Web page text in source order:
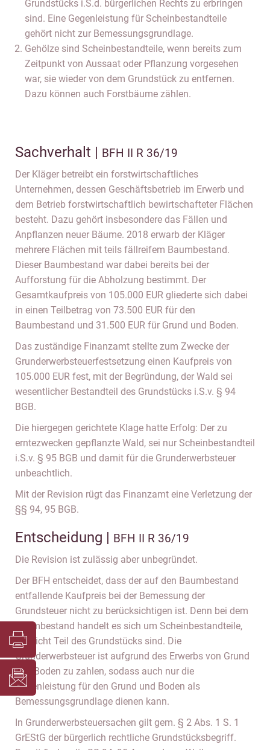
Grundstücks i.S.d. bürgerlichen Rechts zu erbringen
sind. Eine Gegenleistung für Scheinbestandteile
gehört nicht zur Bemessungsgrundlage.
Gehölze sind Scheinbestandteile, wenn bereits zum
Zeitpunkt von Aussaat oder Pflanzung vorgesehen
war, sie wieder von dem Grundstück zu entfernen.
Dazu können auch Forstbäume zählen.
Sachverhalt | BFH II R 36/19
Der Kläger betreibt ein forstwirtschaftliches
Unternehmen, dessen Geschäftsbetrieb im Erwerb und
dem Betrieb forstwirtschaftlich bewirtschafteter Flächen
besteht. Dazu gehört insbesondere das Fällen und
Anpflanzen neuer Bäume. 2018 erwarb der Kläger
mehrere Flächen mit teils fällreifem Baumbestand.
Dieser Baumbestand war dabei bereits bei der
Aufforstung für die Abholzung bestimmt. Der
Gesamtkaufpreis von 105.000 EUR gliederte sich dabei
in einen Teilbetrag von 73.500 EUR für den
Baumbestand und 31.500 EUR für Grund und Boden.
Das zuständige Finanzamt stellte zum Zwecke der
Grunderwerbsteuerfestsetzung einen Kaufpreis von
105.000 EUR fest, mit der Begründung, der Wald sei
wesentlicher Bestandteil des Grundstücks i.S.v. § 94
BGB.
Die hiergegen gerichtete Klage hatte Erfolg: Der zu
erntezwecken gepflanzte Wald, sei nur Scheinbestandteil
i.S.v. § 95 BGB und damit für die Grunderwerbsteuer
unbeachtlich.
Mit der Revision rügt das Finanzamt eine Verletzung der
§§ 94, 95 BGB.
Entscheidung | BFH II R 36/19
Die Revision ist zulässig aber unbegründet.
Der BFH entscheidet, dass der auf den Baumbestand
entfallende Kaufpreis bei der Bemessung der
Grundsteuer nicht zu berücksichtigen ist. Denn bei dem
Baumbestand handelt es sich um Scheinbestandteile,
die nicht Teil des Grundstücks sind. Die
Grunderwerbsteuer ist aufgrund des Erwerbs von Grund
und Boden zu zahlen, sodass auch nur die
Gegenleistung für den Grund und Boden als
Bemessungsgrundlage dienen kann.
In Grunderwerbsteuersachen gilt gem. § 2 Abs. 1 S. 1
GrEStG der bürgerlich rechtliche Grundstücksbegriff.